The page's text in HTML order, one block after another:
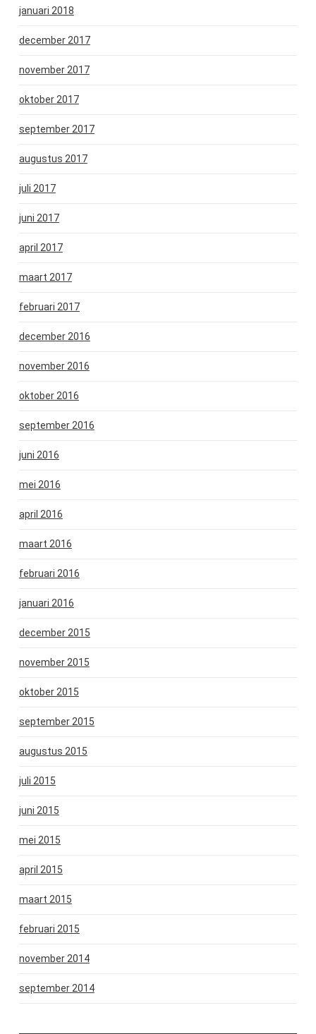
januari 2018
december 2017
november 2017
oktober 2017
september 2017
augustus 2017
juli 2017
juni 2017
april 2017
maart 2017
februari 2017
december 2016
november 2016
oktober 2016
september 2016
juni 2016
mei 2016
april 2016
maart 2016
februari 2016
januari 2016
december 2015
november 2015
oktober 2015
september 2015
augustus 2015
juli 2015
juni 2015
mei 2015
april 2015
maart 2015
februari 2015
november 2014
september 2014